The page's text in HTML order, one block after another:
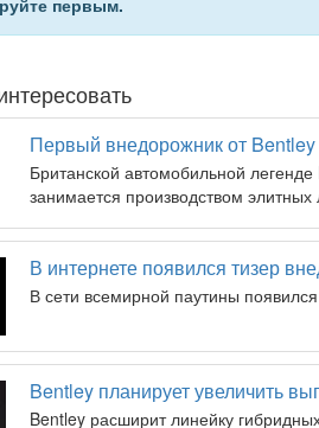
Первый внедорожник от
Британской автомобильной
занимается производством элитных
В интернете появился тизер
В сети всемирной паутины
Bentley планирует увеличить
Bentley расширит линейку